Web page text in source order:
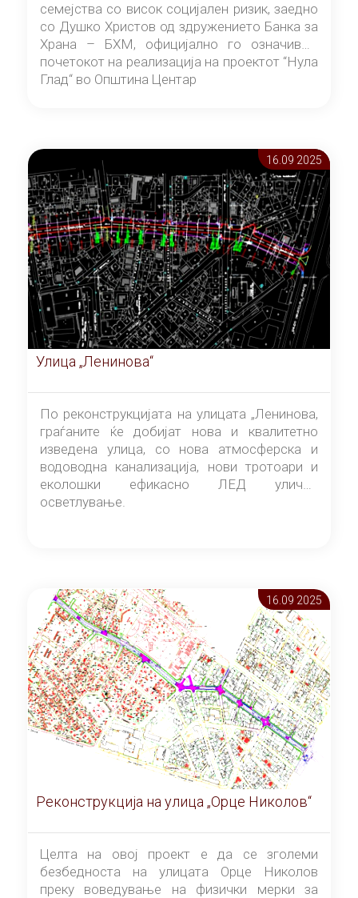
семејства со висок социјален ризик, заедно
со Душко Христов од здружението Банка за
Храна – БХМ, официјално го означивме
почетокот на реализација на проектот “Нула
Глад“ во Општина Центар
16.09 2025
Улица „Ленинова“
По реконструкцијата на улицата „Ленинова,
граѓаните ќе добијат нова и квалитетно
изведена улица, со нова атмосферска и
водоводна канализација, нови тротоари и
еколошки ефикасно ЛЕД улично
осветлување.
16.09 2025
Реконструкција на улица „Орце Николов“
Целта на овој проект е да се зголеми
безбедноста на улицата Орце Николов
преку воведување на физички мерки за